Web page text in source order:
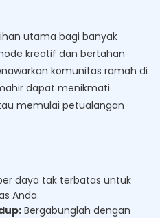
utama bagi banyak
kreatif dan bertahan
komunitas ramah di
dapat menikmati
memulai petualangan
daya tak terbatas untuk
Anda.
Bergabunglah dengan